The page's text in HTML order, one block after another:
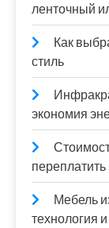
ленточный
Как
стиль
экономия
Мебель
технология